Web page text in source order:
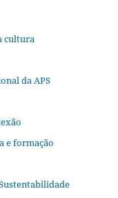
cultura
da APS
e formação